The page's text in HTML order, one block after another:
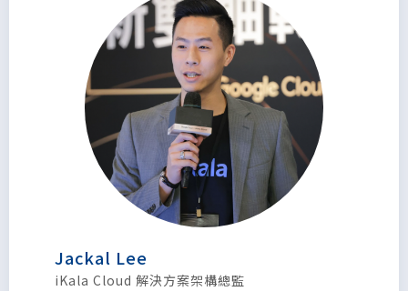
Jackal Lee
iKala Cloud 解決方案架構總監